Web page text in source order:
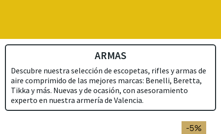
ARMAS
Descubre nuestra selección de escopetas, rifles y armas de
aire comprimido de las mejores marcas: Benelli, Beretta,
Tikka y más. Nuevas y de ocasión, con asesoramiento
experto en nuestra armería de Valencia.
-5%